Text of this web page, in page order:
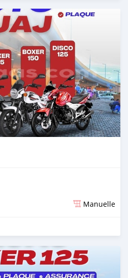
Manuelle